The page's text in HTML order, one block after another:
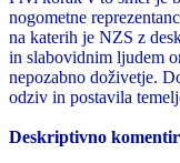
nogometne
na katerih je NZS z
in slabovidnim ljudem
nepozabno doživetje.
odziv in postavila
Deskriptivno